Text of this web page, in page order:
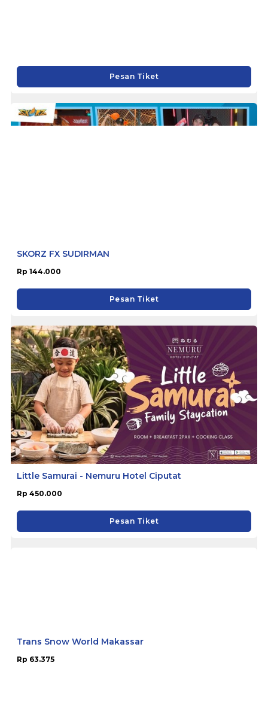
Pesan Tiket
SKORZ FX SUDIRMAN
Rp 144.000
Pesan Tiket
Little Samurai - Nemuru Hotel Ciputat
Rp 450.000
Pesan Tiket